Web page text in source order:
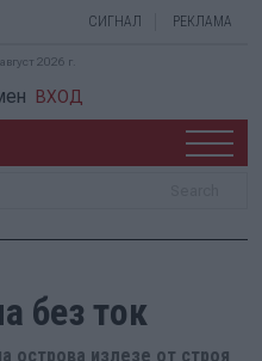
СИГНАЛ РЕКЛАМА
2026 г.
ВХОД
без ток
острова излезе от строя